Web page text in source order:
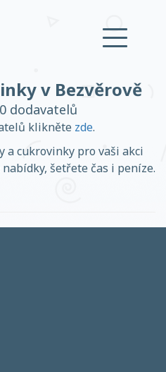
účet
Přihlásit se
Založit účet
v Bezvěrově
dodavatelů
klikněte zde.
a cukrovinky pro vaši akci
šetřete čas i peníze.